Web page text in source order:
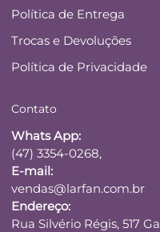
Política de Entrega
Trocas e Devoluções
Política de Privacidade
Contato
Whats App:
(47) 3354-0268,
E-mail:
vendas@larfan.com.br
Endereço:
Rua Silvério Régis, 517